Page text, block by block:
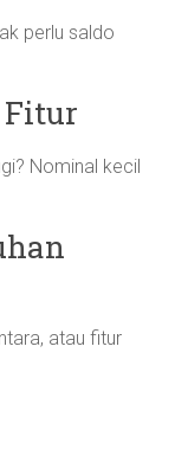
perlu saldo
Fitur
Nominal kecil
atau fitur